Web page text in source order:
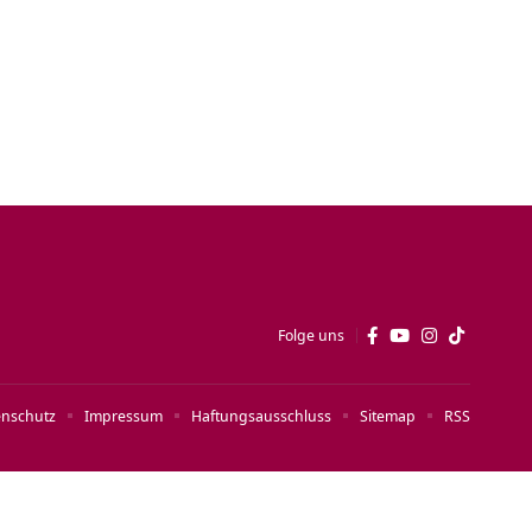
Folge uns
Impressum Haftungsausschluss Sitemap RSS